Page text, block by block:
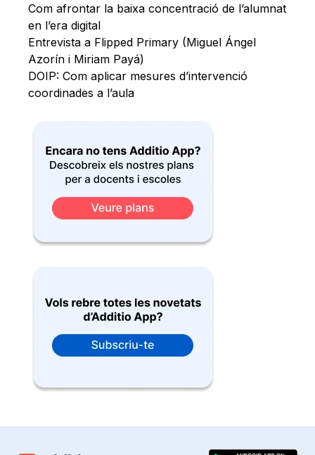
Com afrontar la baixa concentració de l’alumnat
en l’era digital
Entrevista a Flipped Primary (Miguel Ángel
Azorín i Miriam Payá)
DOIP: Com aplicar mesures d’intervenció
coordinades a l’aula